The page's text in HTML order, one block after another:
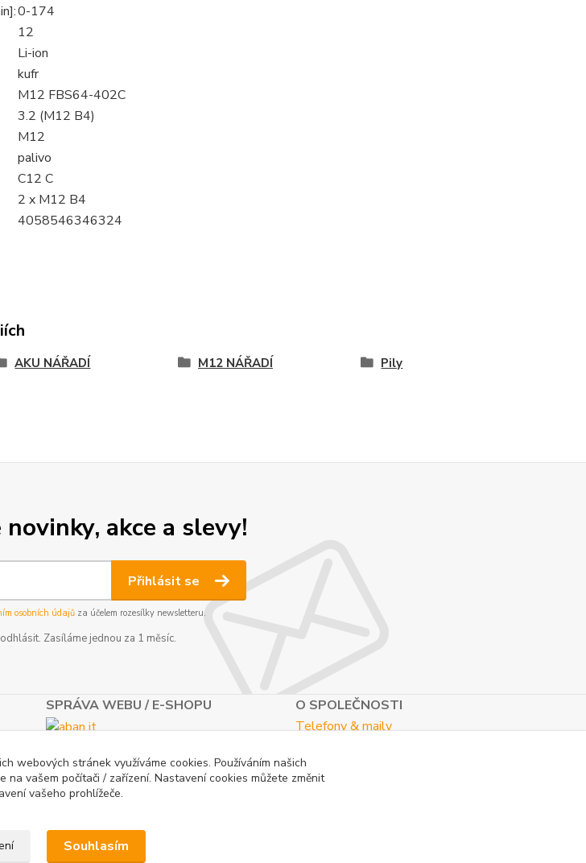
0-174
12
Li-ion
kufr
M12 FBS64-402C
3.2 (M12 B4)
M12
palivo
C12 C
2 x M12 B4
4058546346324
AKU NÁŘADÍ M12 NÁŘADÍ
Pily
akce a slevy!
Přihlásit se
osobních údajůza účelem rozesílky newsletteru.
Zasíláme jednou za 1 měsíc.
SPRÁVA WEBU / E-SHOPU
O SPOLEČNOSTI
Telefony & maily
O nás
webových stránek využíváme cookies. Používáním našich
vašem počítači / zařízení. Nastavení cookies můžete změnit
vašeho prohlížeče.
Souhlasím